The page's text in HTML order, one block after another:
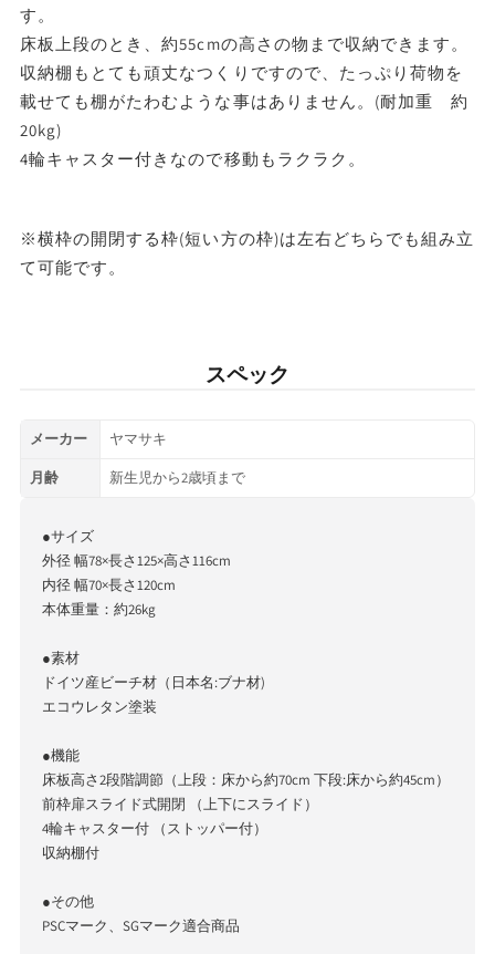
型】
ヤ
マ
サ
キ
数
量
ヤ
マ
キ
数
や
す。
床板上段のとき、約55cmの高さの物まで収納できます。
収納棚もとても頑丈なつくりですので、たっぷり荷物を
載せても棚がたわむような事はありません。(耐加重 約
20kg)
4輪キャスター付きなので移動もラクラク。
※横枠の開閉する枠(短い方の枠)は左右どちらでも組み立
て可能です。
スペック
メーカー ヤマサキ
月齢 新生児から2歳頃まで
●サイズ
外径 幅78×長さ125×高さ116cm
内径 幅70×長さ120cm
本体重量：約26kg
●素材
ドイツ産ビーチ材（日本名:ブナ材)
エコウレタン塗装
●機能
床板高さ2段階調節（上段：床から約70cm 下段:床から約45cm）
前枠扉スライド式開閉 （上下にスライド）
4輪キャスター付 （ストッパー付）
収納棚付
●その他
PSCマーク、SGマーク適合商品